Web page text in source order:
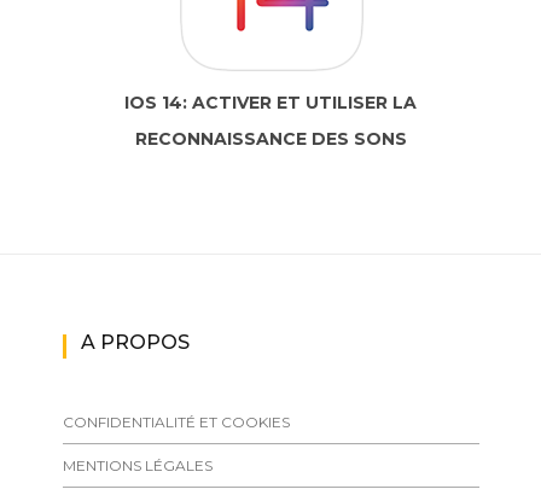
IOS 14: ACTIVER ET UTILISER LA
RECONNAISSANCE DES SONS
A PROPOS
CONFIDENTIALITÉ ET COOKIES
MENTIONS LÉGALES